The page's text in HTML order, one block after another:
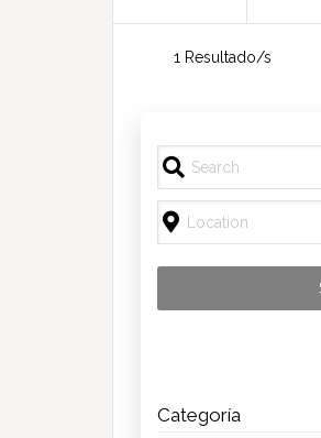
Categoría
1 Resultado/s